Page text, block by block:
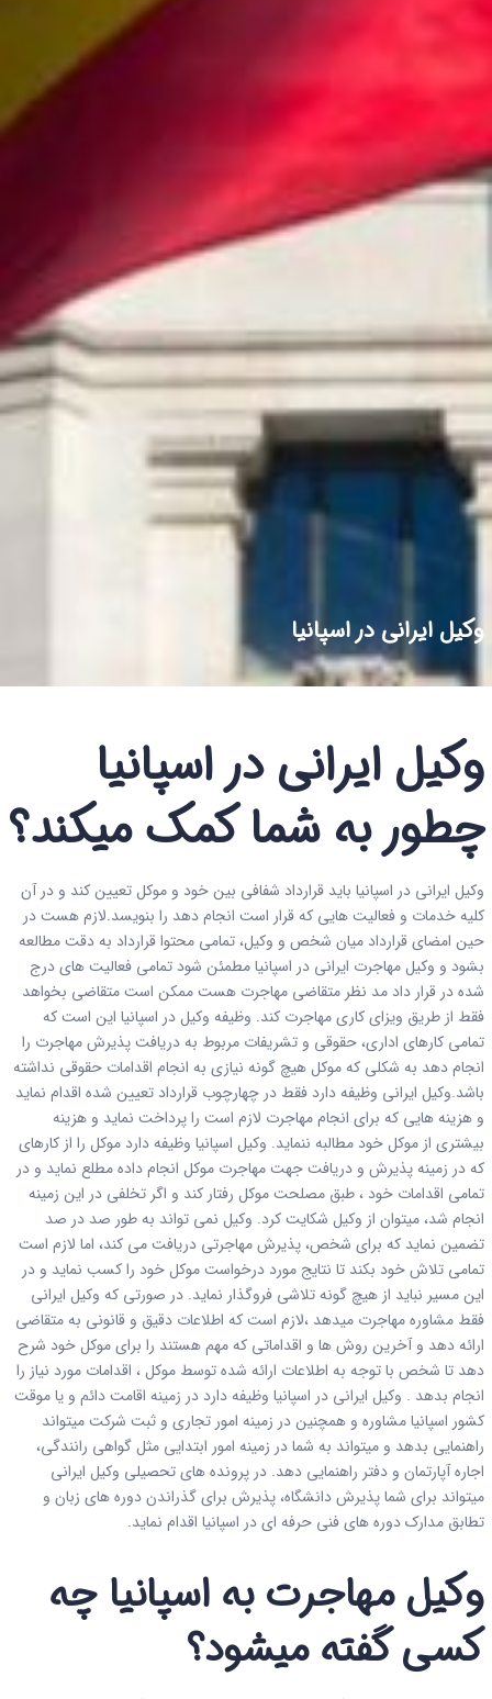
وکیل ایرانی در اسپانیا
وکیل ایرانی در اسپانیا
چطور به شما کمک میکند؟
وکیل ایرانی در اسپانیا باید قرارداد شفافی بین خود و موکل تعیین کند و در آن
کلیه خدمات و فعالیت هایی که قرار است انجام دهد را بنویسد.لازم هست در
حین امضای قرارداد میان شخص و وکیل، تمامی محتوا قرارداد به دقت مطالعه
بشود و وکیل مهاجرت ایرانی در اسپانیا مطمئن شود تمامی فعالیت های درج
شده در قرار داد مد نظر متقاضی مهاجرت هست ممکن است متقاضی بخواهد
فقط از طریق ویزای کاری مهاجرت کند. وظیفه وکیل در اسپانیا این است که
تمامی کارهای اداری، حقوقی و تشریفات مربوط به دریافت پذیرش مهاجرت را
انجام دهد به شکلی که موکل هیچ گونه نیازی به انجام اقدامات حقوقی نداشته
باشد.وکیل ایرانی وظیفه دارد فقط در چهارچوب قرارداد تعیین شده اقدام نماید
و هزینه هایی که برای انجام مهاجرت لازم است را پرداخت نماید و هزینه
بیشتری از موکل خود مطالبه ننماید. وکیل اسپانیا وظیفه دارد موکل را از کارهای
که در زمینه پذیرش و دریافت جهت مهاجرت موکل انجام داده مطلع نماید و در
تمامی اقدامات خود ، طبق مصلحت موکل رفتار کند و اگر تخلفی در این زمینه
انجام شد، میتوان از وکیل شکایت کرد. وکیل نمی تواند به طور صد در صد
تضمین نماید که برای شخص، پذیرش مهاجرتی دریافت می کند، اما لازم است
تمامی تلاش خود بکند تا نتایج مورد درخواست موکل خود را کسب نماید و در
این مسیر نباید از هیچ گونه تلاشی فروگذار نماید. در صورتی که وکیل ایرانی
فقط مشاوره مهاجرت میدهد ،لازم است که اطلاعات دقیق و قانونی به متقاضی
ارائه دهد و آخرین روش ها و اقداماتی که مهم هستند را برای موکل خود شرح
دهد تا شخص با توجه به اطلاعات ارائه شده توسط موکل ، اقدامات مورد نیاز را
انجام بدهد . وکیل ایرانی در اسپانیا وظیفه دارد در زمینه اقامت دائم و یا موقت
کشور اسپانیا مشاوره و همچنین در زمینه امور تجاری و ثبت شرکت میتواند
راهنمایی بدهد و میتواند به شما در زمینه امور ابتدایی مثل گواهی رانندگی،
اجاره آپارتمان و دفتر راهنمایی دهد. در پرونده ­های تحصیلی وکیل ایرانی
میتواند برای شما پذیرش دانشگاه­، پذیرش برای گذراندن دوره­ های زبان و
تطابق مدارک دوره­ های فنی حرفه ­ای در اسپانیا اقدام نماید.
وکیل مهاجرت به اسپانیا چه
کسی گفته میشود؟